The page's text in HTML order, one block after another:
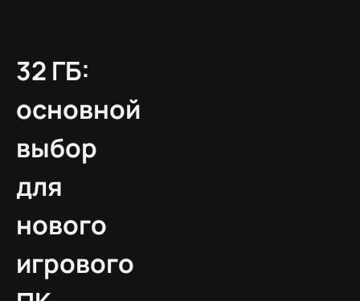
32 ГБ:
основной
выбор
для
нового
игрового